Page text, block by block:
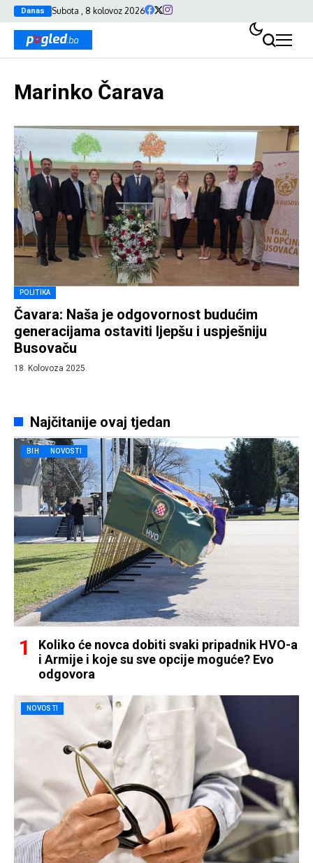
Danas Subota , 8 kolovoz 2026
Marinko Čarava
POLITIKA
Čavara: Naša je odgovornost budućim
generacijama ostaviti ljepšu i uspješniju
Busovaču
18. Kolovoza 2025.
Najčitanije ovaj tjedan
BIH NOVOSTI
Koliko će novca dobiti svaki pripadnik HVO-a
i Armije i koje su sve opcije moguće? Evo
odgovora
NOVOSTI